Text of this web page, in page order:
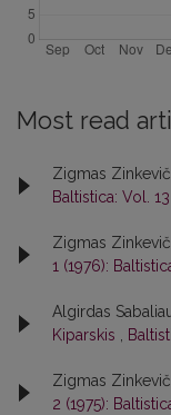
Most read
Zigmas
Baltistica: Vol.
Zigmas
1 (1976):
Algirdas
Kiparskis
Zigmas
2 (1975):